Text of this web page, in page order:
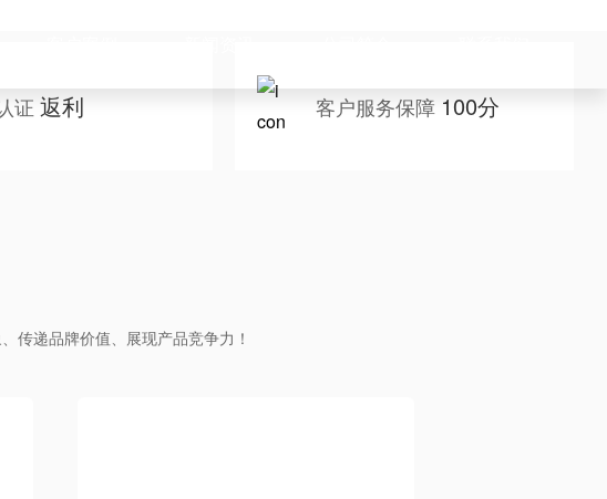
证 返利 客户服务保障 100分
传递品牌价值、展现产品竞争力！